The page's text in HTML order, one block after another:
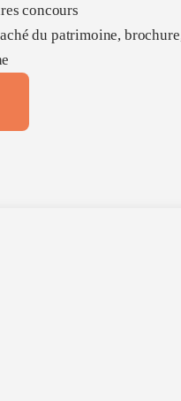
concours
du patrimoine,